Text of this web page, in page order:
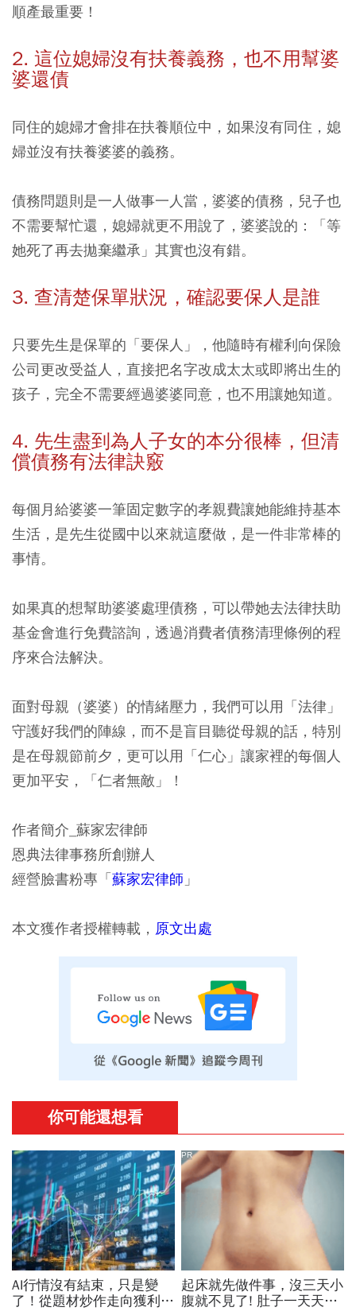
順產最重要！
2. 這位媳婦沒有扶養義務，也不用幫婆
婆還債
同住的媳婦才會排在扶養順位中，如果沒有同住，媳
婦並沒有扶養婆婆的義務。
債務問題則是一人做事一人當，婆婆的債務，兒子也
不需要幫忙還，媳婦就更不用說了，婆婆說的：「等
她死了再去拋棄繼承」其實也沒有錯。
3. 查清楚保單狀況，確認要保人是誰
只要先生是保單的「要保人」，他隨時有權利向保險
公司更改受益人，直接把名字改成太太或即將出生的
孩子，完全不需要經過婆婆同意，也不用讓她知道。
4. 先生盡到為人子女的本分很棒，但清
償債務有法律訣竅
每個月給婆婆一筆固定數字的孝親費讓她能維持基本
生活，是先生從國中以來就這麼做，是一件非常棒的
事情。
如果真的想幫助婆婆處理債務，可以帶她去法律扶助
基金會進行免費諮詢，透過消費者債務清理條例的程
序來合法解決。
面對母親（婆婆）的情緒壓力，我們可以用「法律」
守護好我們的陣線，而不是盲目聽從母親的話，特別
是在母親節前夕，更可以用「仁心」讓家裡的每個人
更加平安，「仁者無敵」！
作者簡介_蘇家宏律師
恩典法律事務所創辦人
經營臉書粉專「蘇家宏律師 」
本文獲作者授權轉載， 原文出處